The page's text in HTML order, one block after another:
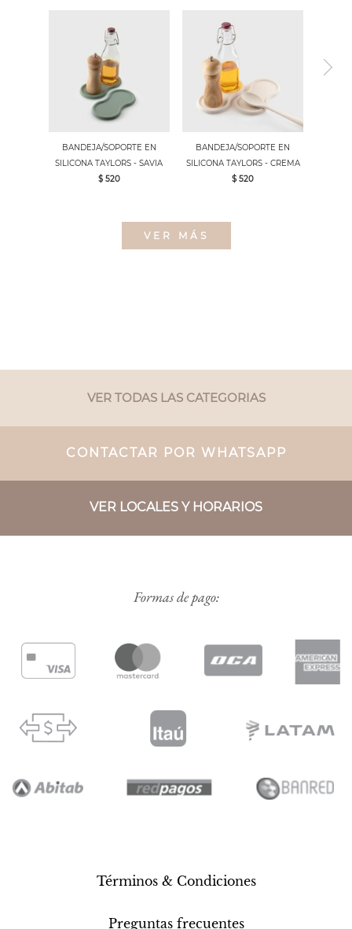
BANDEJA/SOPORTE EN
SILICONA TAYLORS - SAVIA
$ 520
BANDEJA/SOPORTE EN
SILICONA TAYLORS - CREMA
$ 520
VER MÁS
VER TODAS LAS CATEGORIAS
CONTACTAR POR WHATSAPP
VER LOCALES Y HORARIOS
Formas de pago:
Términos & Condiciones
Preguntas frecuentes